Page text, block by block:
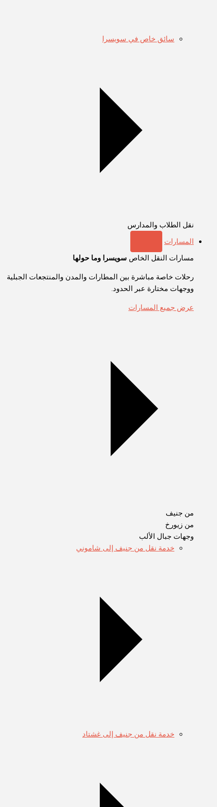
سائق خاص في سويسرا
نقل الطلاب والمدارس
المسارات
مسارات النقل الخاص سويسرا وما حولها
رحلات خاصة مباشرة بين المطارات والمدن والمنتجعات الجبلية
ووجهات مختارة عبر الحدود.
عرض جميع المسارات
من جنيف
من زيورخ
وجهات جبال الألب
خدمة نقل من جنيف إلى شاموني
خدمة نقل من جنيف إلى غشتاد